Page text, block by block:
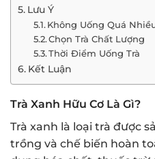
Lưu Ý
Không Uống Quá
Chọn Trà Chất Lượng
Thời Điểm Uống Trà
Kết Luận
Trà Xanh Hữu Cơ Là Gì?
Trà xanh là loại trà được
trồng và chế biến hoàn